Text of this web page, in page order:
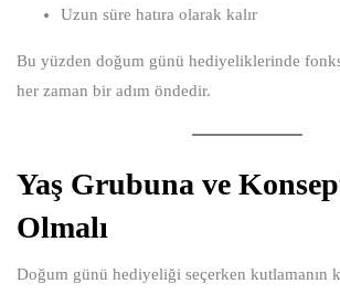
Uzun süre hatıra olarak kalır
Bu yüzden doğum günü hediyeliklerinde
her zaman bir adım öndedir.
Yaş Grubuna ve
Olmalı
Doğum günü hediyeliği seçerken kutlamanın